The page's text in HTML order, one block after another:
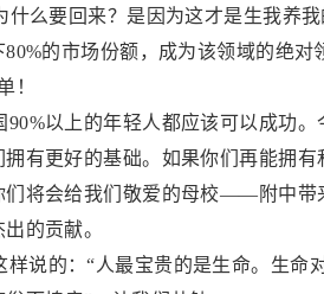
要回来？是因为这才是生我养
的市场份额，成为该领域的绝
！
以上的年轻人都应该可以成功。
有更好的基础。如果你们再能拥
们将会给我们敬爱的母校——附中
的贡献。
的：“人最宝贵的是生命。生命